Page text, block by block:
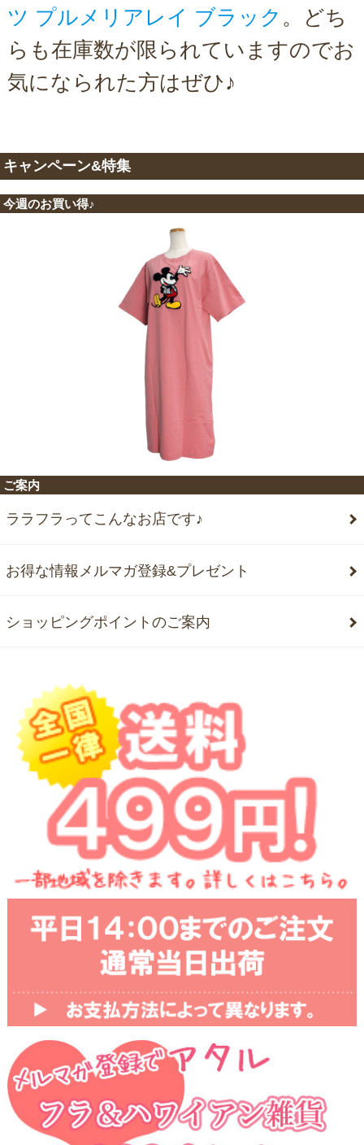
ツ プルメリアレイ ブラック 。どち
らも在庫数が限られていますのでお
気になられた方はぜひ♪
キャンペーン&特集
今週のお買い得♪
ご案内
ララフラってこんなお店です♪
お得な情報メルマガ登録&プレゼント
ショッピングポイントのご案内